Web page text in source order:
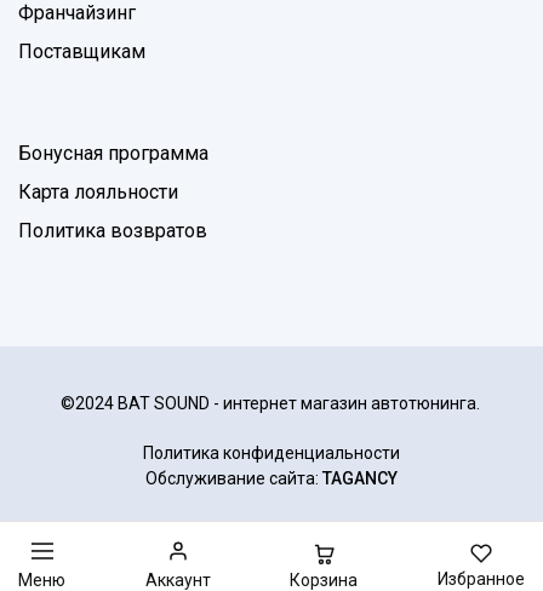
Франчайзинг
Поставщикам
Бонусная программа
Карта лояльности
Политика возвратов
©2024 BAT SOUND - интернет магазин автотюнинга.
Политика конфиденциальности
Обслуживание сайта: TAGANCY
Меню Аккаунт Корзина Избранное